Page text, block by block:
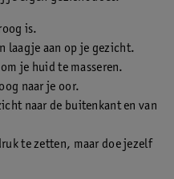
is.
laagje aan op je gezicht.
je huid te masseren.
naar je oor.
naar de buitenkant en van
te zetten, maar doe jezelf